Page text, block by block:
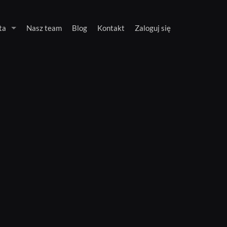
Nasz team Blog Kontakt Zaloguj się